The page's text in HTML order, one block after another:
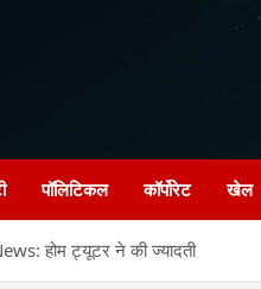
पॉलिटिकल कॉर्पोरेट खेल
होम ट्यूटर ने की ज्यादती